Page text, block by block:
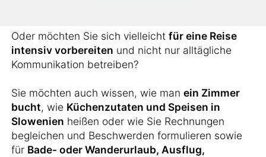
Oder möchten Sie sich vielleicht für eine Reise
intensiv vorbereiten und nicht nur alltägliche
Kommunikation betreiben?
Sie möchten auch wissen, wie man ein Zimmer
bucht, wie Küchenzutaten und Speisen in
Slowenien heißen oder wie Sie Rechnungen
begleichen und Beschwerden formulieren sowie
für Bade- oder Wanderurlaub, Ausflug,